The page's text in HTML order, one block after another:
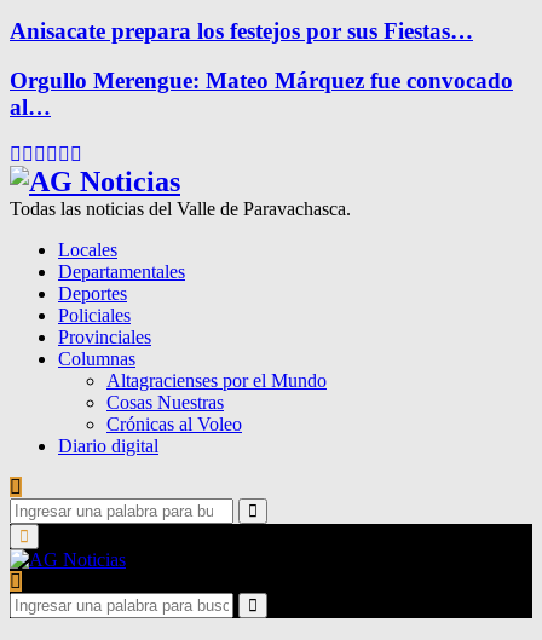
Anisacate prepara los festejos por sus Fiestas…
Orgullo Merengue: Mateo Márquez fue convocado
al…
Facebook
Twitter
Instagram
Pinterest
Google
Todas las noticias del Valle de Paravachasca.
Locales
Departamentales
Deportes
Policiales
Provinciales
Columnas
Altagracienses por el Mundo
Cosas Nuestras
Crónicas al Voleo
Diario digital
Search
for:
Search
Primary
Menu
Search
for:
Search